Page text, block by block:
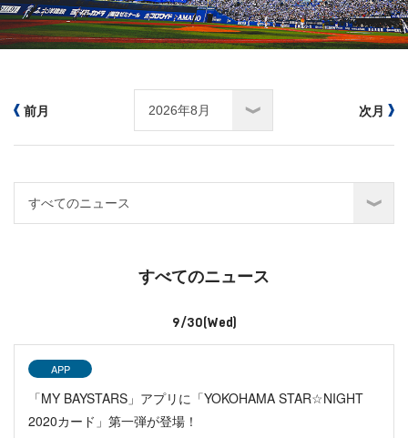
前月 次月
すべてのニュース
9/30(Wed)
APP
「MY BAYSTARS」アプリに「YOKOHAMA STAR☆NIGHT
2020カード」第一弾が登場！